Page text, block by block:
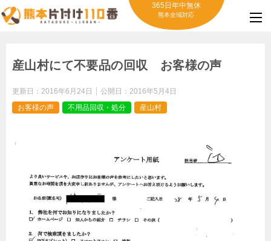
365日年中無休
熊本全域対応
産山村にて不要品の回収 お客様の声
更新日： 2016年6月24日 公開日： 2016年5月4日
お客様の声
不用品回収・処分 産山村